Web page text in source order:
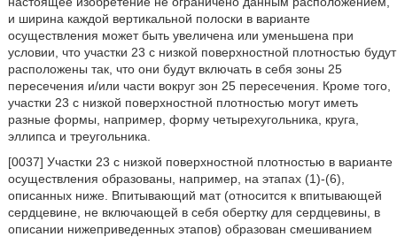
и ширина каждой вертикальной полоски в варианте
осуществления может быть увеличена или уменьшена при
условии, что участки 23 с низкой поверхностной плотностью будут
расположены так, что они будут включать в себя зоны 25
пересечения и/или части вокруг зон 25 пересечения. Кроме того,
участки 23 с низкой поверхностной плотностью могут иметь
разные формы, например, форму четырехугольника, круга,
эллипса и треугольника.
[0037] Участки 23 с низкой поверхностной плотностью в варианте
осуществления образованы, например, на этапах (1)-(6),
описанных ниже. Впитывающий мат (относится к впитывающей
сердцевине, не включающей в себя обертку для сердцевины, в
описании нижеприведенных этапов) образован смешиванием